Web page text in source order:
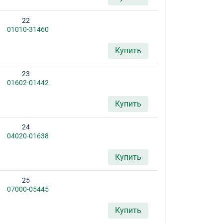
22
01010-31460
Купить
23
01602-01442
Купить
24
04020-01638
Купить
25
07000-05445
Купить